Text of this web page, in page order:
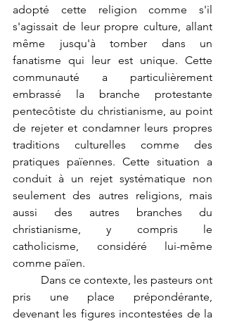
adopté cette religion comme s'il
s'agissait de leur propre culture, allant
même jusqu'à tomber dans un
fanatisme qui leur est unique. Cette
communauté a particulièrement
embrassé la branche protestante
pentecôtiste du christianisme, au point
de rejeter et condamner leurs propres
traditions culturelles comme des
pratiques païennes. Cette situation a
conduit à un rejet systématique non
seulement des autres religions, mais
aussi des autres branches du
christianisme, y compris le
catholicisme, considéré lui-même
comme païen.
pris une place prépondérante,
devenant les figures incontestées de la